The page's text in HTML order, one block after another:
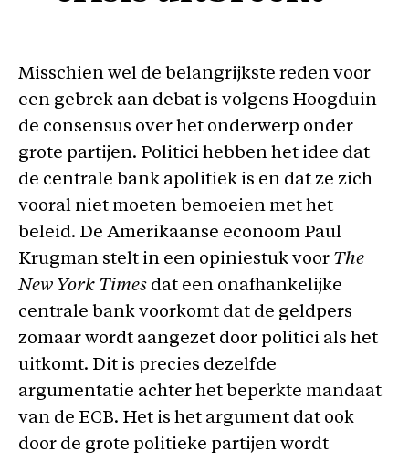
Misschien wel de belangrijkste reden voor
een gebrek aan debat is volgens Hoogduin
de consensus over het onderwerp onder
grote partijen. Politici hebben het idee dat
de centrale bank apolitiek is en dat ze zich
vooral niet moeten bemoeien met het
beleid. De Amerikaanse econoom Paul
Krugman stelt in een opiniestuk voor The
New York Times dat een onafhankelijke
centrale bank voorkomt dat de geldpers
zomaar wordt aangezet door politici als het
uitkomt. Dit is precies dezelfde
argumentatie achter het beperkte mandaat
van de ECB. Het is het argument dat ook
door de grote politieke partijen wordt